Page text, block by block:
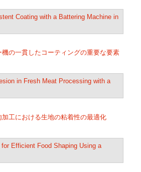
の一貫したコーティングの重要な要素
工における生地の粘着性の最適化